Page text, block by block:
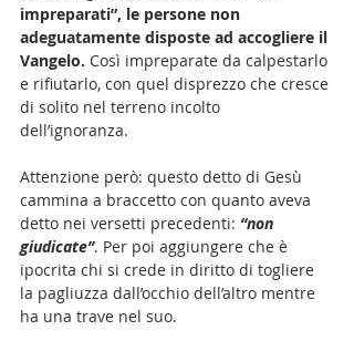
impreparati”, le persone non
adeguatamente disposte ad accogliere il
Vangelo. Così impreparate da calpestarlo
e rifiutarlo, con quel disprezzo che cresce
di solito nel terreno incolto
dell’ignoranza.
Attenzione però: questo detto di Gesù
cammina a braccetto con quanto aveva
detto nei versetti precedenti: “non
giudicate”. Per poi aggiungere che è
ipocrita chi si crede in diritto di togliere
la pagliuzza dall’occhio dell’altro mentre
ha una trave nel suo.